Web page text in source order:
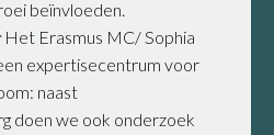
beïnvloeden.
Het Erasmus MC/ Sophia
expertisecentrum voor
naast
doen we ook onderzoek